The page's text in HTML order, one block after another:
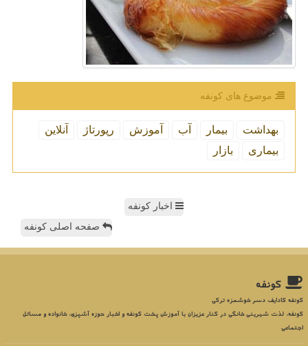
موضوع های كونفه
بهداشت بیمار آب آموزش رپورتاژ
آنلاین
بیماری
بازار
اخبار کونفه
صفحه اصلی کونفه
كونفه
کونفه کادایف دسر خوشمزه ترکی
کونفه، لذت شیرینی خانگی در کنار عزیزان با آموزش پخت کونفه و اخبار حوزه آشپزی، خانواده و مسائل
اجتماعی